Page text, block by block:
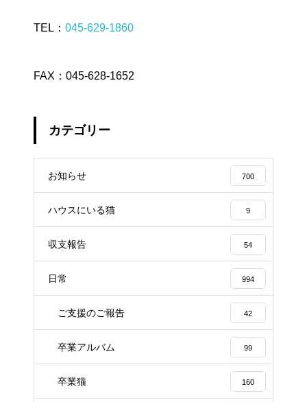
TEL： 045-629-1860
FAX：045-628-1652
カテゴリー
お知らせ 700
ハウスにいる猫 9
収支報告 54
日常 994
ご支援のご報告 42
卒業アルバム 99
卒業猫 160